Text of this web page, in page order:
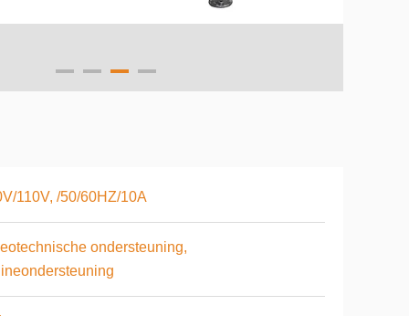
110V, /50/60HZ/10A
ondersteuning,